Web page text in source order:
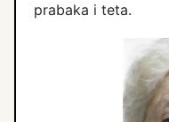
prabaka i teta.